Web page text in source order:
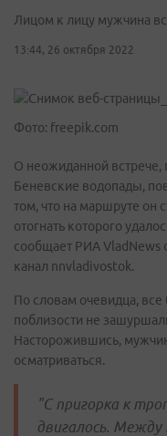
Лицом к лицу мужчина
13:44, 26 октября 2022
Фото: freepik.com
О неожиданной
Беневские водопады,
том, что на маршруте он
отогнать которого
сообщает РИА VladNews
канал nnvladivostok.
По словам очевидца, все
поблизости не
Насторожившись,
осматриваться.
"С пригорка к
двигалось.